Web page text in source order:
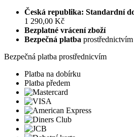
Česká republika: Standardní
1 290,00 Kč
Bezplatné vrácení zboží
Bezpečná platba
Bezpečná platba prostřednicvím
Platba na dobírku
Platba předem